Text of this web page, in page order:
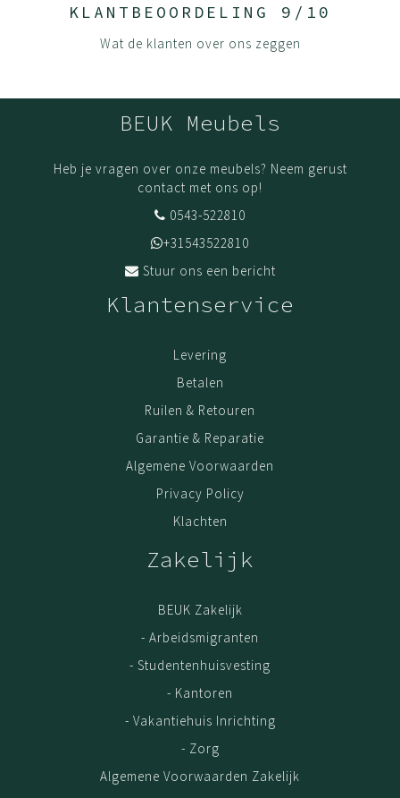
hittebestendig en kleurecht. UV straling zal de kleur van
Houd je product goed schoon door het af te nemen met
een mild schoonmaakmiddel en een droge doek.
(De)monteer jouw meubels volgens onze handleidingen.
kwaliteit behoudt. Fijn wanneer je het opnieuw in elkaar
zet en gaat gebruiken.
jouw meubel op voorraad is.
Voor een meerprijs zorgen onze monteurs ervoor dat
dat we op een later tijdstip langskomen wanneer het
Kwaliteit is belangrijk. Haal jouw meubel gerust uit elkaar,
gebruik van extra stevig spaanplaat en volledige
meubel verhuizen; de kwaliteit blijft. De garantie op Beuk
Meubels is 3 (drie) jaar. Geldig vanaf het moment van
aankoop online. Als bewijs van aankoop is de
Bureau met opberg
KLANTBEOORDELING 9/10
Wat de klanten over ons zeggen
BEUK Meubels
Heb je vragen over onze meubels? Neem gerust
contact met ons op!
0543-522810
+31543522810
Stuur ons een bericht
Klantenservice
Levering
Betalen
Ruilen & Retouren
Garantie & Reparatie
Algemene Voorwaarden
Privacy Policy
Klachten
Zakelijk
BEUK Zakelijk
- Arbeidsmigranten
- Studentenhuisvesting
- Kantoren
- Vakantiehuis Inrichting
- Zorg
Algemene Voorwaarden Zakelijk